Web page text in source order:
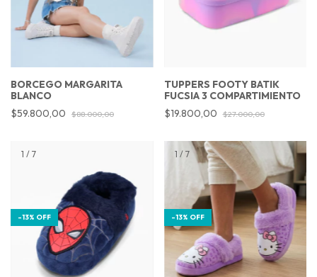
BORCEGO MARGARITA
BLANCO
$59.800,00
$88.000,00
TUPPERS FOOTY BATIK
FUCSIA 3 COMPARTIMIENTO
$19.800,00
$27.000,00
1 / 7
-13% OFF
1 / 7
-13% OFF